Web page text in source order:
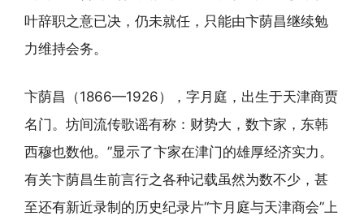
叶辞职之意已决，仍未就任，只能由卞荫昌继续勉
力维持会务。
卞荫昌（1866—1926），字月庭，出生于天津商贾
名门。坊间流传歌谣有称：财势大，数卞家，东韩
西穆也数他。”显示了卞家在津门的雄厚经济实力。
有关卞荫昌生前言行之各种记载虽然为数不少，甚
至还有新近录制的历史纪录片“卞月庭与天津商会”上